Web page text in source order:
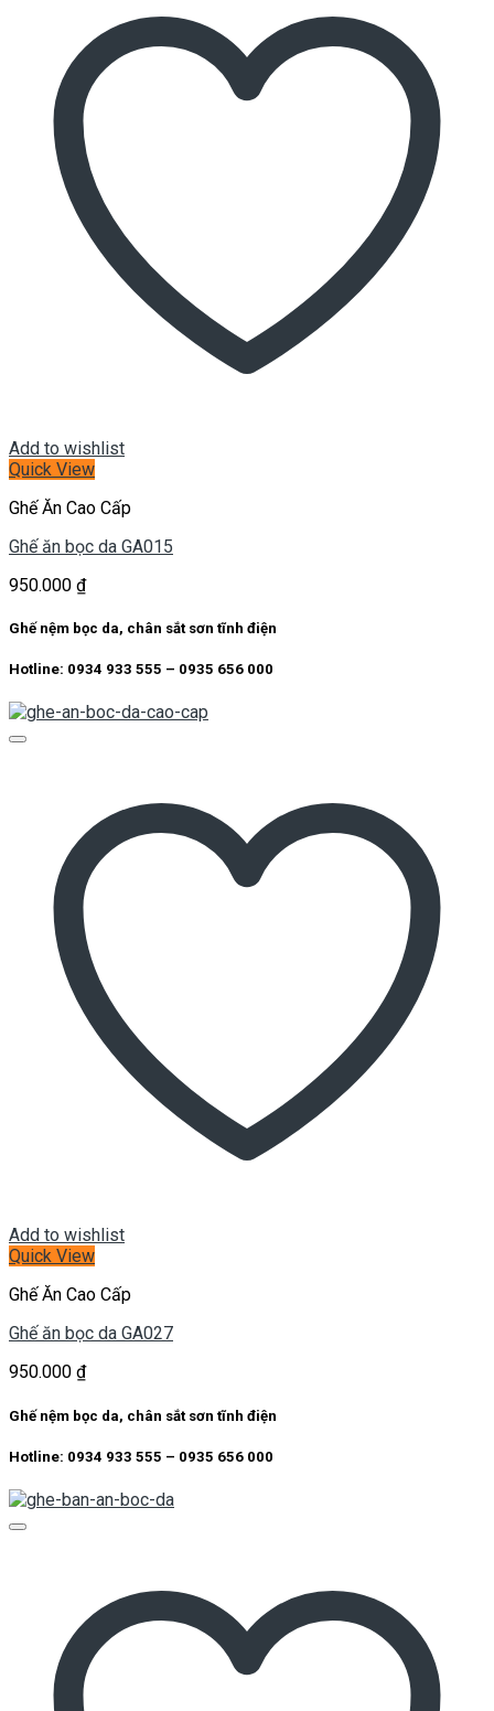
Add to wishlist
Quick View
Ghế Ăn Cao Cấp
Ghế ăn bọc da GA015
950.000 ₫
Ghế nệm bọc da, chân sắt sơn tĩnh điện
Hotline: 0934 933 555 – 0935 656 000
Add to wishlist
Quick View
Ghế Ăn Cao Cấp
Ghế ăn bọc da GA027
950.000 ₫
Ghế nệm bọc da, chân sắt sơn tĩnh điện
Hotline: 0934 933 555 – 0935 656 000